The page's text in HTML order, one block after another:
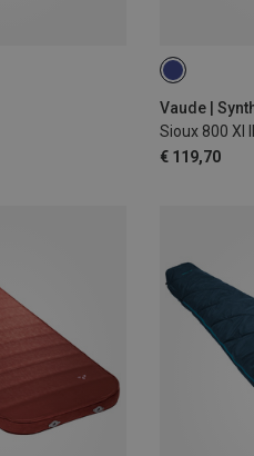
Vaude |
Sioux 800 Xl
€ 119,70
MAX. 205CM
MAX.